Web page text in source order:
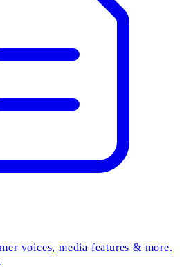
voices, media features & more.